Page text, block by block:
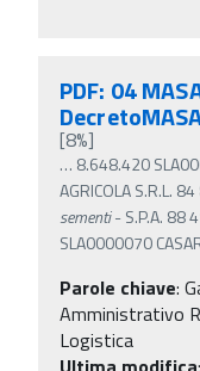
PDF: 04
[8%]
… 8.648.420
AGRICOLA S.R.L.
sementi- S.P.A. 88
SLA0000070
Parole chiave:
Amministrativo
Logistica